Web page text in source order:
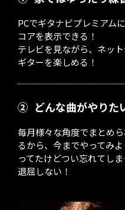
PCでギタナビプレミアム
コアを表示できる！
テレビを見ながら、ネッ
ギターを楽しめる！
② どんな曲がやりた
毎月様々な角度でまとめ
るから、今までやってみ
ってたけどつい忘れてし
退屈しない！